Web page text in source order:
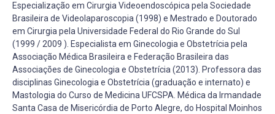
Especialização em Cirurgia Videoendoscópica pela Sociedade
Brasileira de Videolaparoscopia (1998) e Mestrado e Doutorado
em Cirurgia pela Universidade Federal do Rio Grande do Sul
(1999 / 2009 ). Especialista em Ginecologia e Obstetrícia pela
Associação Médica Brasileira e Federação Brasileira das
Associações de Ginecologia e Obstetrícia (2013). Professora das
disciplinas Ginecologia e Obstetrícia (graduação e internato) e
Mastologia do Curso de Medicina UFCSPA. Médica da Irmandade
Santa Casa de Misericórdia de Porto Alegre, do Hospital Moinhos